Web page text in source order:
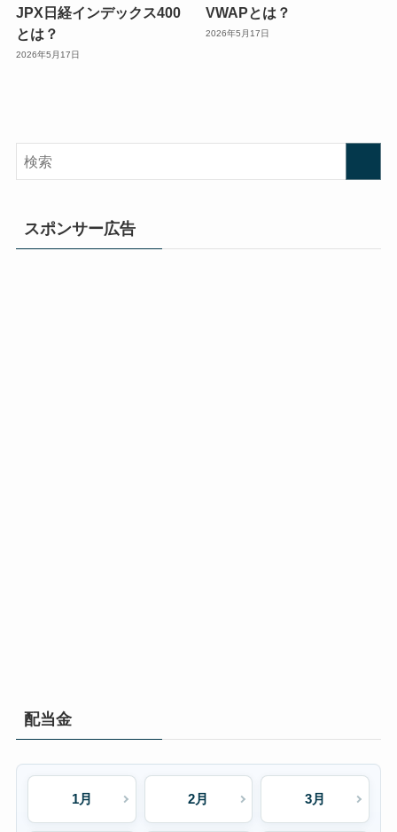
JPX日経インデックス400
とは？
2026年5月17日
VWAPとは？
2026年5月17日
スポンサー広告
配当金
1月 2月 3月